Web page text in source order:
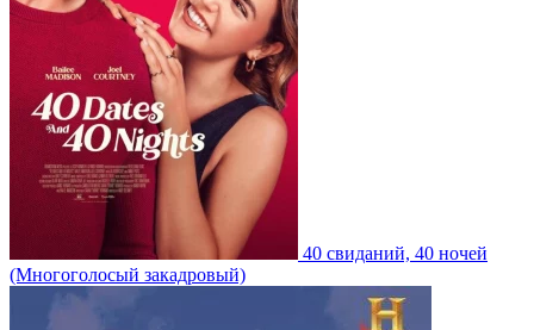
40 свиданий, 40 ночей
(Многоголосый закадровый)